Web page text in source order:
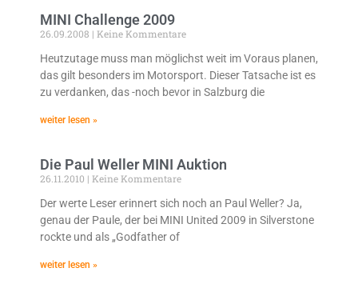
MINI Challenge 2009
26.09.2008
Keine Kommentare
Heutzutage muss man möglichst weit im Voraus planen,
das gilt besonders im Motorsport. Dieser Tatsache ist es
zu verdanken, das -noch bevor in Salzburg die
weiter lesen »
Die Paul Weller MINI Auktion
26.11.2010
Keine Kommentare
Der werte Leser erinnert sich noch an Paul Weller? Ja,
genau der Paule, der bei MINI United 2009 in Silverstone
rockte und als „Godfather of
weiter lesen »